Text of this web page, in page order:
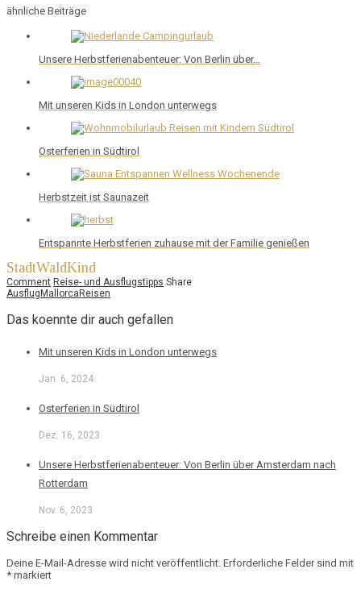
ähnliche Beiträge
Unsere Herbstferienabenteuer: Von Berlin über…
Mit unseren Kids in London unterwegs
Osterferien in Südtirol
Herbstzeit ist Saunazeit
Entspannte Herbstferien zuhause mit der Familie genießen
StadtWaldKind
Comment Reise- und Ausflugstipps Share
Ausflug Mallorca Reisen
Das koennte dir auch gefallen
Mit unseren Kids in London unterwegs
Jan. 6, 2024
Osterferien in Südtirol
Dez. 16, 2023
Unsere Herbstferienabenteuer: Von Berlin über Amsterdam nach
Rotterdam
Nov. 6, 2023
Schreibe einen Kommentar
Deine E-Mail-Adresse wird nicht veröffentlicht. Erforderliche Felder sind mit
* markiert